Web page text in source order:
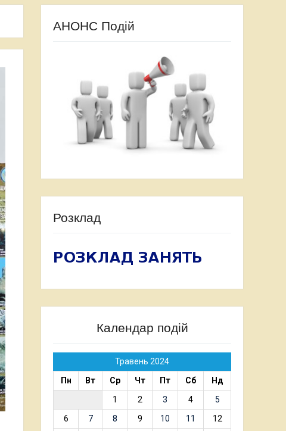
АНОНС Подій
Розклад
Календар подій
Травень 2024
Пн
Вт Ср Чт Пт Сб
Нд
1
2 3 4
5
6
7 8 9 10 11
12